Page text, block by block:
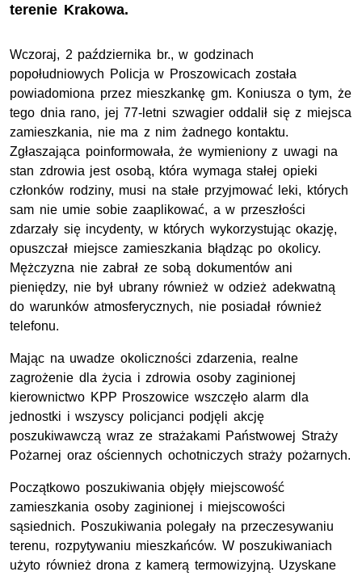
terenie Krakowa.
Wczoraj, 2 października br., w godzinach
popołudniowych Policja w Proszowicach została
powiadomiona przez mieszkankę gm. Koniusza o tym, że
tego dnia rano, jej 77-letni szwagier oddalił się z miejsca
zamieszkania, nie ma z nim żadnego kontaktu.
Zgłaszająca poinformowała, że wymieniony z uwagi na
stan zdrowia jest osobą, która wymaga stałej opieki
członków rodziny, musi na stałe przyjmować leki, których
sam nie umie sobie zaaplikować, a w przeszłości
zdarzały się incydenty, w których wykorzystując okazję,
opuszczał miejsce zamieszkania błądząc po okolicy.
Mężczyzna nie zabrał ze sobą dokumentów ani
pieniędzy, nie był ubrany również w odzież adekwatną
do warunków atmosferycznych, nie posiadał również
telefonu.
Mając na uwadze okoliczności zdarzenia, realne
zagrożenie dla życia i zdrowia osoby zaginionej
kierownictwo KPP Proszowice wszczęło alarm dla
jednostki i wszyscy policjanci podjęli akcję
poszukiwawczą wraz ze strażakami Państwowej Straży
Pożarnej oraz ościennych ochotniczych straży pożarnych.
Początkowo poszukiwania objęły miejscowość
zamieszkania osoby zaginionej i miejscowości
sąsiednich. Poszukiwania polegały na przeczesywaniu
terenu, rozpytywaniu mieszkańców. W poszukiwaniach
użyto również drona z kamerą termowizyjną. Uzyskane